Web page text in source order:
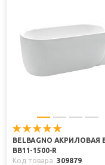
BELBAGNO АКРИЛОВАЯ
BB11-1500-R
Код товара 309879